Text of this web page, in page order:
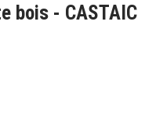
bois - CASTAIC